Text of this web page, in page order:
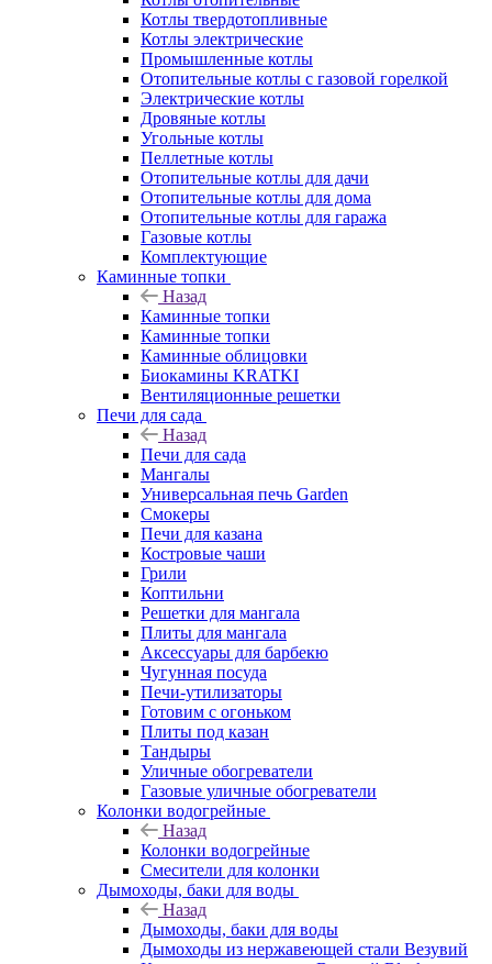
Котлы твердотопливные
Котлы электрические
Промышленные котлы
Отопительные котлы с газовой горелкой
Электрические котлы
Дровяные котлы
Угольные котлы
Пеллетные котлы
Отопительные котлы для дачи
Отопительные котлы для дома
Отопительные котлы для гаража
Газовые котлы
Комплектующие
Каминные топки
Назад
Каминные топки
Каминные топки
Каминные облицовки
Биокамины KRATKI
Вентиляционные решетки
Печи для сада
Назад
Печи для сада
Мангалы
Универсальная печь Garden
Смокеры
Печи для казана
Костровые чаши
Грили
Коптильни
Решетки для мангала
Плиты для мангала
Аксессуары для барбекю
Чугунная посуда
Печи-утилизаторы
Готовим с огоньком
Плиты под казан
Тандыры
Уличные обогреватели
Газовые уличные обогреватели
Колонки водогрейные
Назад
Колонки водогрейные
Смесители для колонки
Дымоходы, баки для воды
Назад
Дымоходы, баки для воды
Дымоходы из нержавеющей стали Везувий